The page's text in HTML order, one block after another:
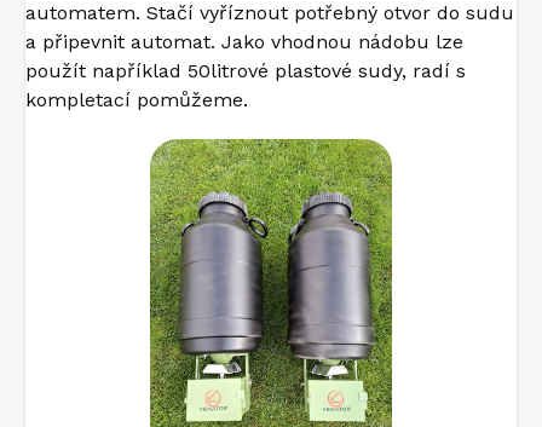
automatem. Stačí vyříznout potřebný otvor do sudu
a připevnit automat. Jako vhodnou nádobu lze
použít například 50litrové plastové sudy, radí s
kompletací pomůžeme.